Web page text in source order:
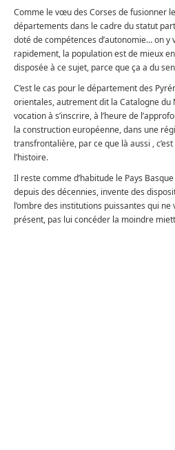
Comme le vœu des Corses de fusionner
départements dans le cadre du statut
doté de compétences d’autonomie… on y
rapidement, la population est de mieux
disposée à ce sujet, parce que ça a du
C’est le cas pour le département des
orientales, autrement dit la Catalogne du
vocation à s’inscrire, à l’heure de
la construction européenne, dans une
transfrontalière, par ce que là aussi ,
l’histoire.
Il reste comme d’habitude le Pays
depuis des décennies, invente des
l’ombre des institutions puissantes qui ne
présent, pas lui concéder la moindre